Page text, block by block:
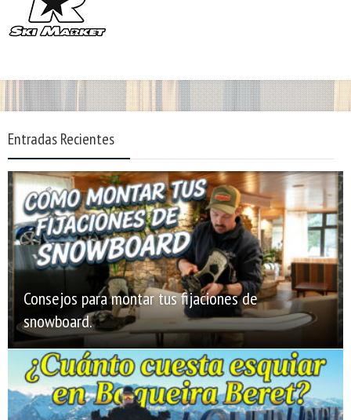
Entradas Recientes
Consejos para montar tus fijaciones de
snowboard.